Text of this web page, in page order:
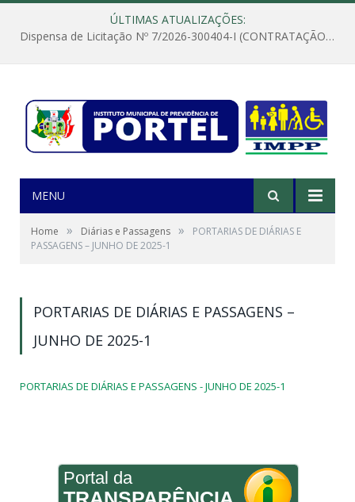
ÚLTIMAS ATUALIZAÇÕES:
Dispensa de Licitação Nº 7/2026-300404-I (CONTRATAÇÃO DE EMPRESA PARA MANUTENÇÃO E REPARAÇÃO DE APARELHOS DE AR CONDICIONADO, EM ATENDIMENTO ÀS NECESSIDADES DO INSTITUTO DE PREVIDÊNCIA MUNICIPAL DE PORTEL/PA)
MENU
Home » Diárias e Passagens »
PORTARIAS DE DIÁRIAS E
PASSAGENS – JUNHO DE 2025-1
PORTARIAS DE DIÁRIAS E PASSAGENS –
JUNHO DE 2025-1
PORTARIAS DE DIÁRIAS E PASSAGENS - JUNHO DE 2025-1
Portal da